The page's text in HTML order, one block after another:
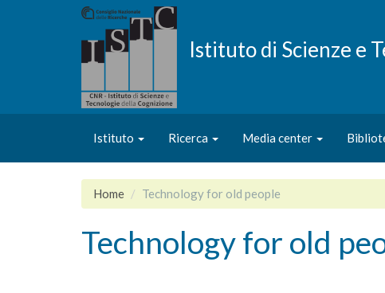
Istituto di Scienze e
Istituto Ricerca Media center
Home Technology for old people
Technology for old